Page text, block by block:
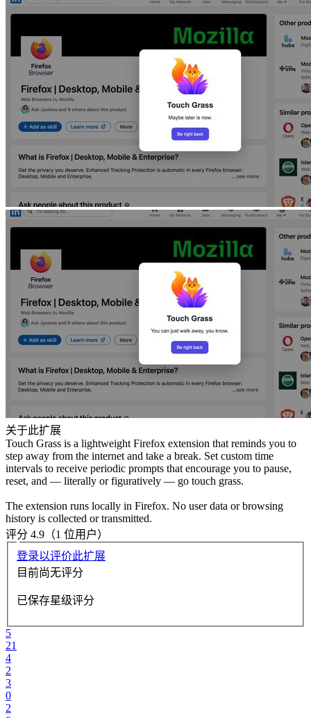
关于此扩展
Touch Grass is a lightweight Firefox extension that reminds you to
step away from the internet and take a break. Set custom time
intervals to receive periodic prompts that encourage you to pause,
reset, and — literally or figuratively — go touch grass.
The extension runs locally in Firefox. No user data or browsing
history is collected or transmitted.
评分 4.9（1 位用户）
登录以评价此扩展
目前尚无评分
已保存星级评分
5
21
4
2
3
0
2